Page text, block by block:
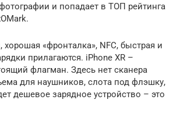
и попадает в ТОП рейтинга
хорошая «фронталка», NFC, быстрая и
прилагаются. iPhone XR –
флагман. Здесь нет сканера
для наушников, слота под флэшку,
дешевое зарядное устройство – это